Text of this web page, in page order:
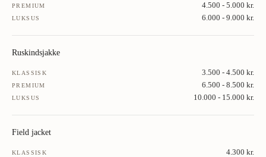
PREMIUM 4.500 - 5.000 kr.
LUKSUS 6.000 - 9.000 kr.
Ruskindsjakke
KLASSISK 3.500 - 4.500 kr.
PREMIUM 6.500 - 8.500 kr.
LUKSUS 10.000 - 15.000 kr.
Field jacket
KLASSISK 4.300 kr.